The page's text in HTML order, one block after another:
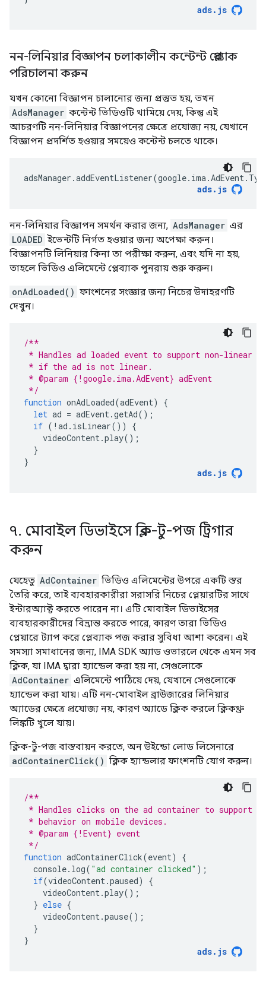
ads. js
নন-লিনিয়ার বিজ্ঞাপন চলাকালীন কন্টেন্ট প্লেব্যাক
পরিচালনা করুন
যখন কোনো বিজ্ঞাপন চালানোর জন্য প্রস্তুত হয়, তখন
AdsManager কন্টেন্ট ভিডিওটি থামিয়ে দেয়, কিন্তু এই
আচরণটি নন-লিনিয়ার বিজ্ঞাপনের ক্ষেত্রে প্রযোজ্য নয়, যেখানে
বিজ্ঞাপন প্রদর্শিত হওয়ার সময়েও কন্টেন্ট চলতে থাকে।
adsManager .addEventListener(google. ima.AdEvent.
ads. js
নন-লিনিয়ার বিজ্ঞাপন সমর্থন করার জন্য, AdsManager এর
LOADED ইভেন্টটি নির্গত হওয়ার জন্য অপেক্ষা করুন।
বিজ্ঞাপনটি লিনিয়ার কিনা তা পরীক্ষা করুন, এবং যদি না হয়,
তাহলে ভিডিও এলিমেন্টে প্লেব্যাক পুনরায় শুরু করুন।
onAdLoaded() ফাংশনের সংজ্ঞার জন্য নিচের উদাহরণটি
দেখুন।
/**
* Handles ad loaded event to support non-linear
* if the ad is not linear.
* @param {!google.ima.AdEvent} adEvent
*/
function onAdLoaded(adEvent)
{
let ad = adEvent.getAd();
if ( ! ad . isLinear())
{
videoContent.play();
}
}
ads. js
৭. মোবাইল ডিভাইসে ক্লিক-টু-পজ ট্রিগার
করুন
যেহেতু AdContainer ভিডিও এলিমেন্টের উপরে একটি স্তর
তৈরি করে, তাই ব্যবহারকারীরা সরাসরি নিচের প্লেয়ারটির সাথে
ইন্টারঅ্যাক্ট করতে পারেন না। এটি মোবাইল ডিভাইসের
ব্যবহারকারীদের বিভ্রান্ত করতে পারে, কারণ তারা ভিডিও
প্লেয়ারে ট্যাপ করে প্লেব্যাক পজ করার সুবিধা আশা করেন। এই
সমস্যা সমাধানের জন্য, IMA SDK অ্যাড ওভারলে থেকে এমন সব
ক্লিক, যা IMA দ্বারা হ্যান্ডেল করা হয় না, সেগুলোকে
AdContainer এলিমেন্টে পাঠিয়ে দেয়, যেখানে সেগুলোকে
হ্যান্ডেল করা যায়। এটি নন-মোবাইল ব্রাউজারের লিনিয়ার
অ্যাডের ক্ষেত্রে প্রযোজ্য নয়, কারণ অ্যাডে ক্লিক করলে ক্লিকথ্রু
লিঙ্কটি খুলে যায়।
ক্লিক-টু-পজ বাস্তবায়ন করতে, অন উইন্ডো লোড লিসেনারে
adContainerClick() ক্লিক হ্যান্ডলার ফাংশনটি যোগ করুন।
/**
* Handles clicks on the ad container to support
* behavior on mobile devices.
* @param {!Event} event
*/
function adContainerClick(event)
{
console. log( "ad container clicked" );
if(videoContent.paused)
{
videoContent.play();
} else {
videoContent.pause();
}
}
ads. js